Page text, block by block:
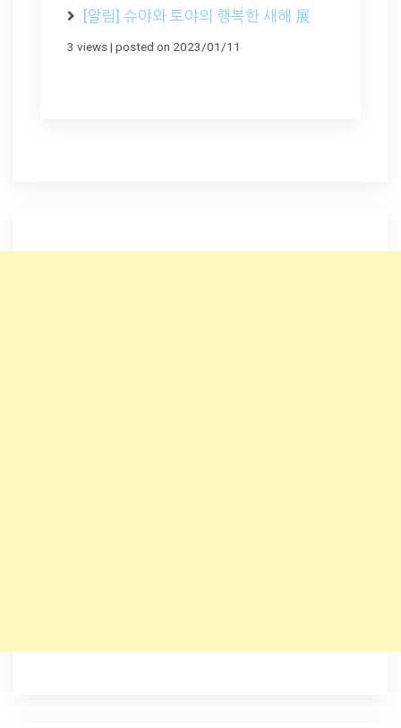
[알림] 슈야와 토야의 행복한 새해 展
3 views| posted on 2023/01/11